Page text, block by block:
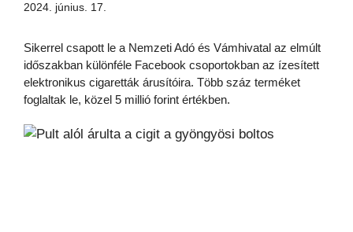
2024. június. 17.
Sikerrel csapott le a Nemzeti Adó és Vámhivatal az elmúlt
időszakban különféle Facebook csoportokban az ízesített
elektronikus cigaretták árusítóira. Több száz terméket
foglaltak le, közel 5 millió forint értékben.